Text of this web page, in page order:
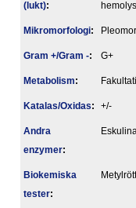
(lukt):
Mikromorfologi:
Gram +/Gram -: G+
Metabolism:
Katalas/Oxidas: +/-
Andra
enzymer:
Biokemiska
tester: